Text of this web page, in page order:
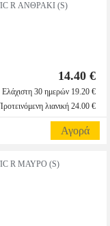
R ΑΝΘΡΑΚΙ (S)
14.40 €
Ελάχιστη 30 ημερών 19.20 €
λιανική 24.00 €
Αγορά
R ΜΑΥΡΟ (S)